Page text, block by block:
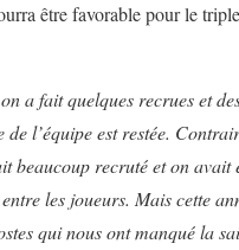
être favorable pour le
on a fait quelques recrues et
de l’équipe est restée.
beaucoup recruté et on
les joueurs. Mais cette
qui nous ont manqué la